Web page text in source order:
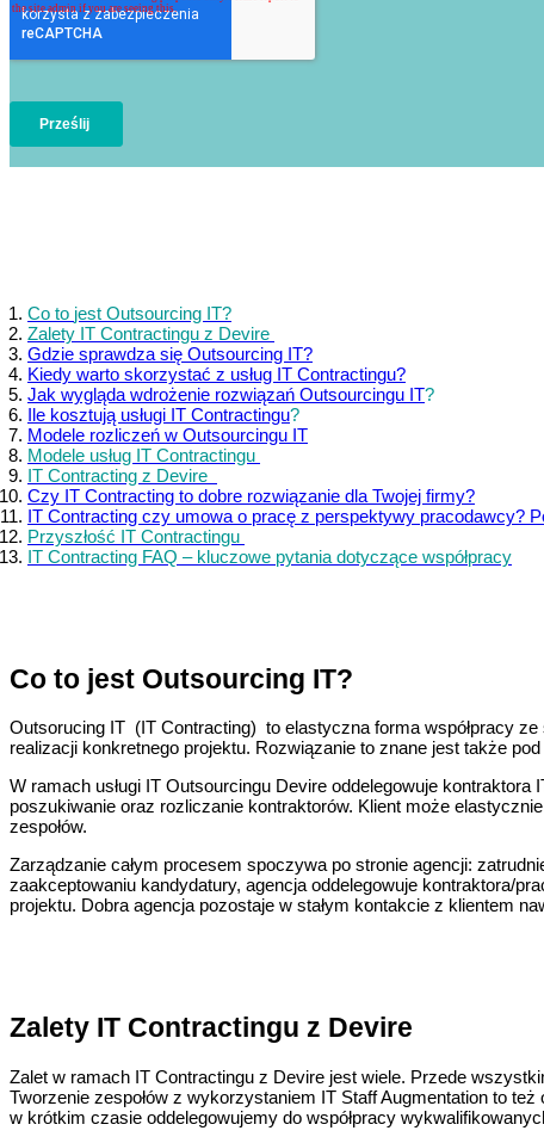
Co to jest Outsourcing IT?
Zalety IT Contractingu z Devire
Gdzie sprawdza się Outsourcing IT?
Kiedy warto skorzystać z usług IT Contractingu?
Jak wygląda wdrożenie rozwiązań Outsourcingu IT?
Ile kosztują usługi IT Contractingu?
Modele rozliczeń w Outsourcingu IT
Modele usług IT Contractingu
IT Contracting z Devire
Czy IT Contracting to dobre rozwiązanie dla Twojej firmy?
IT Contracting czy umowa o pracę z perspektywy pracodawcy?
Przyszłość IT Contractingu
IT Contracting FAQ – kluczowe pytania dotyczące współpracy
Co to jest Outsourcing IT?
Outsorucing IT (IT Contracting) to elastyczna forma współpracy
realizacji konkretnego projektu. Rozwiązanie to znane jest także
W ramach usługi IT Outsourcingu Devire oddelegowuje
poszukiwanie oraz rozliczanie kontraktorów. Klient może
zespołów.
Zarządzanie całym procesem spoczywa po stronie agencji:
zaakceptowaniu kandydatury, agencja oddelegowuje kontraktora/
projektu. Dobra agencja pozostaje w stałym kontakcie z klientem
Zalety IT Contractingu z Devire
Zalet w ramach IT Contractingu z Devire jest wiele. Przede
Tworzenie zespołów z wykorzystaniem IT Staff Augmentation to
w krótkim czasie oddelegowujemy do współpracy